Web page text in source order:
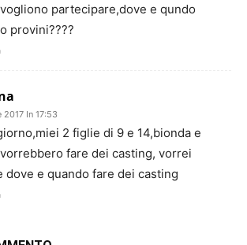
partecipare,dove e qundo
provini????
2017 In 17:53
2 figlie di 9 e 14,bionda e
fare dei casting, vorrei
dove e quando fare dei casting